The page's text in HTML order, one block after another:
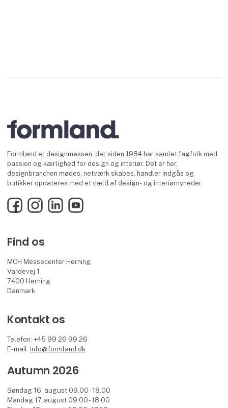
Formland er designmessen, der siden 1984 har samlet fagfolk med
passion og kærlighed for design og interiør. Det er her,
designbranchen mødes, netværk skabes, handler indgås og
butikker opdateres med et væld af design- og interiørnyheder.
FacebookInstagramLinkedInYouTube
Find os
MCH Messecenter Herning
Vardevej 1
7400 Herning
Danmark
Kontakt os
Telefon: +45 99 26 99 26
E-mail: info@formland.dk
Autumn 2026
Søndag 16. august 09.00 - 18.00
Mandag 17. august 09.00 - 18.00